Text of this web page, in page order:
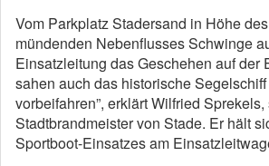
Vom Parkplatz Stadersand in Höhe
mündenden Nebenflusses Schwinge
Einsatzleitung das Geschehen auf der
sahen auch das historische Segelschiff
vorbeifahren”, erklärt Wilfried
Stadtbrandmeister von Stade. Er hält
Sportboot-Einsatzes am